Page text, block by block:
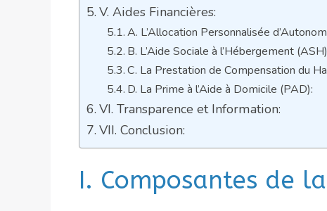
V. Aides Financières:
A. L’Allocation Personnalisée
B. L’Aide Sociale à l’Hébergement
C. La Prestation de Compensation du
D. La Prime à l’Aide à Domicile (PAD):
VI. Transparence et Information:
VII. Conclusion:
I. Composantes de